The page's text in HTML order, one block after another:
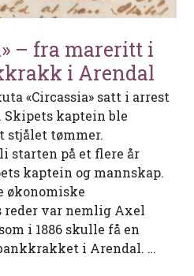
– fra mareritt i
i Arendal
«Circassia» satt i arrest
kaptein ble
stjålet tømmer.
starten på et flere år
kaptein og mannskap.
økonomiske
reder var nemlig Axel
i 1886 skulle få en
i Arendal. …
– fra mareritt i